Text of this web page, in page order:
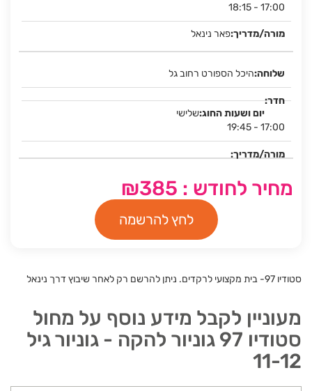
18:15 - 17:00
פאר נינאל
היכל הספורט רחוב גל
שלישי
19:45 - 17:00
מחיר לחודש : ₪385
לחץ להרשמה
סטודיו 97- בית מקצועי לרקדים. ניתן להרשם רק לאחר שיבוץ דרך נינאל
מעוניין לקבל מידע נוסף על מחול
סטודיו 97 גוניור להקה - גוניור גיל
11-12